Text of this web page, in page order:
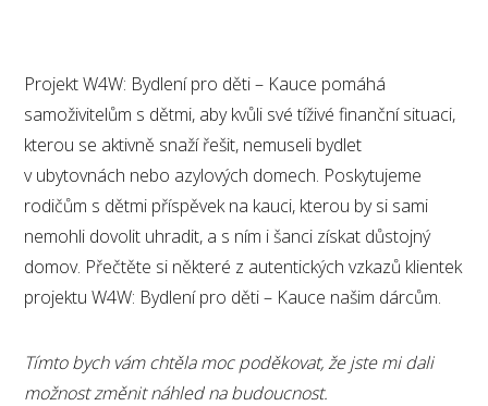
Projekt W4W: Bydlení pro děti – Kauce pomáhá
samoživitelům s dětmi, aby kvůli své tíživé finanční situaci,
kterou se aktivně snaží řešit, nemuseli bydlet
v ubytovnách nebo azylových domech. Poskytujeme
rodičům s dětmi příspěvek na kauci, kterou by si sami
nemohli dovolit uhradit, a s ním i šanci získat důstojný
domov. Přečtěte si některé z autentických vzkazů klientek
projektu W4W: Bydlení pro děti – Kauce našim dárcům.
Tímto bych vám chtěla moc poděkovat, že jste mi dali
možnost změnit náhled na budoucnost.